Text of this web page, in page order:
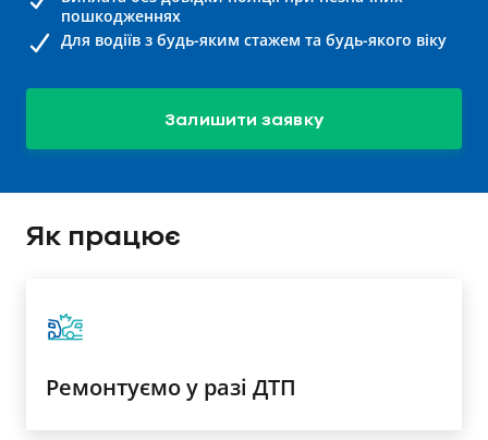
пошкодженнях
Для водіїв з будь-яким стажем та будь-якого віку
Залишити заявку
Як працює
Ремонтуємо у разі ДТП